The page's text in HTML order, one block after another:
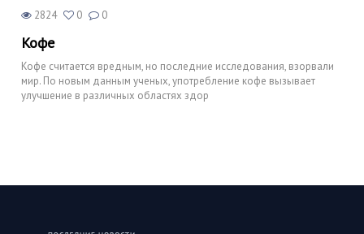
2824 0 0
Кофе
Кофе считается вредным, но последние исследования, взорвали
мир. По новым данным ученых, употребление кофе вызывает
улучшение в различных областях здор